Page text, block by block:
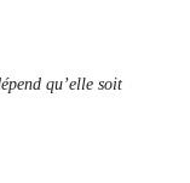
qu’elle soit